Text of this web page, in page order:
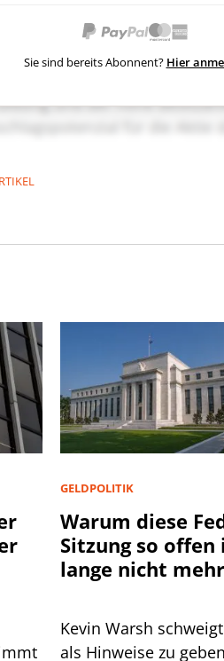
Sie sind bereits Abonnent? Hier
GELDPOLITIK
Warum diese
Sitzung so offen
lange nicht mehr
Kevin Warsh
als Hinweise zu